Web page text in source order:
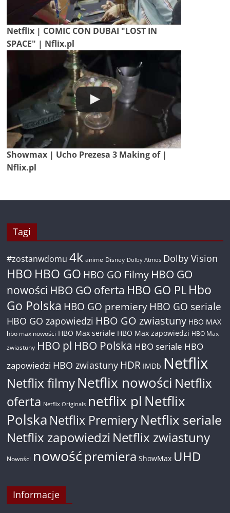
Netflix | COMIC CON DUBAI "LOST IN
SPACE" | Nflix.pl
Showmax | Ucho Prezesa 3 Making of |
Nflix.pl
Tagi
#zostanwdomu 4k anime Disney Dolby Atmos Dolby Vision
HBO HBO GO HBO GO Filmy HBO GO
nowości HBO GO oferta HBO GO PL Hbo
Go Polska HBO GO premiery HBO GO seriale
HBO GO zapowiedzi HBO GO zwiastuny HBO MAX
hbo max nowości HBO Max seriale HBO Max zapowiedzi HBO Max
zwiastuny HBO pl HBO Polska HBO seriale HBO
zapowiedzi HBO zwiastuny HDR IMDb Netflix
Netflix filmyNetflix nowości Netflix
oferta Netflix Originals netflix pl Netflix
Polska Netflix PremieryNetflix seriale
Netflix zapowiedzi Netflix zwiastuny
Nowości nowość premiera ShowMax UHD
Informacje